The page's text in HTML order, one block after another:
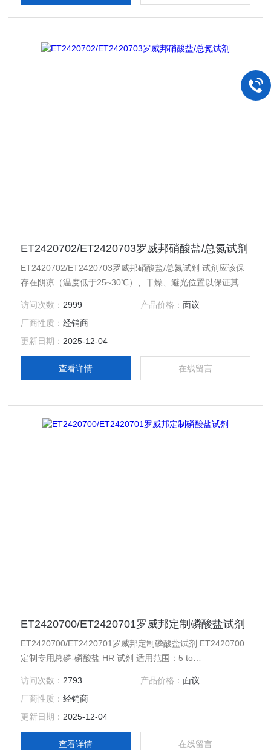
ET2420702/ET2420703罗威邦硝酸盐/总氮试剂
ET2420702/ET2420703罗威邦硝酸盐/总氮试剂 试剂应该保
存在阴凉（温度低于25~30℃）、干燥、避光位置以保证其具
需要每周使用标准溶液来进行检验。
访问次数： 2999 产品价格： 面议
厂商性质：经销商
更新日期： 2025-12-04
查看详情 在线留言
ET2420700/ET2420701罗威邦定制磷酸盐试剂
ET2420700/ET2420701罗威邦定制磷酸盐试剂 ET2420700
定制专用总磷-磷酸盐 HR 试剂 适用范围：5 to
101、Phosphat-102、Phosphat-103，类型：管装粉剂，规
格：24支包装。 测量前需使用消解加热器【推荐ET99125】
在100°C温度进行前处理。
访问次数： 2793 产品价格： 面议
厂商性质：经销商
更新日期： 2025-12-04
查看详情 在线留言